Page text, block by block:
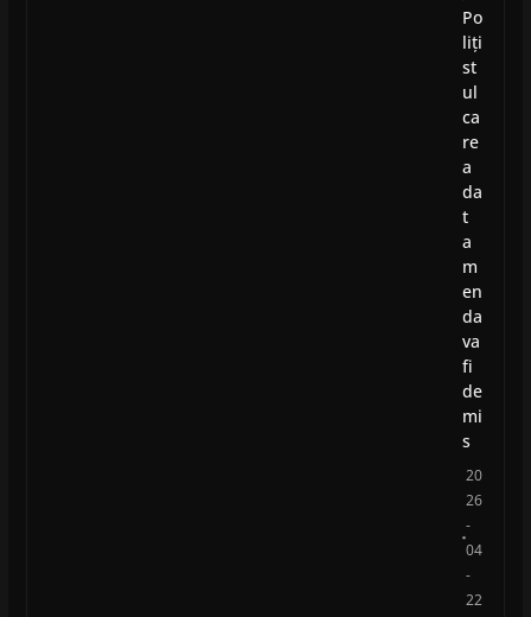
Po
liți
st
ul
ca
re
a
da
t
a
m
en
da
va
fi
de
mi
s
20
26
-
04
-
22